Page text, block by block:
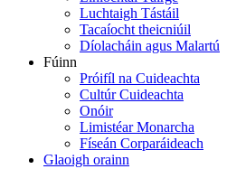
Luchtaigh Tástáil
Tacaíocht theicniúil
Díolacháin agus Malartú
Fúinn
Próifíl na Cuideachta
Cultúr Cuideachta
Onóir
Limistéar Monarcha
Físeán Corparáideach
Glaoigh orainn